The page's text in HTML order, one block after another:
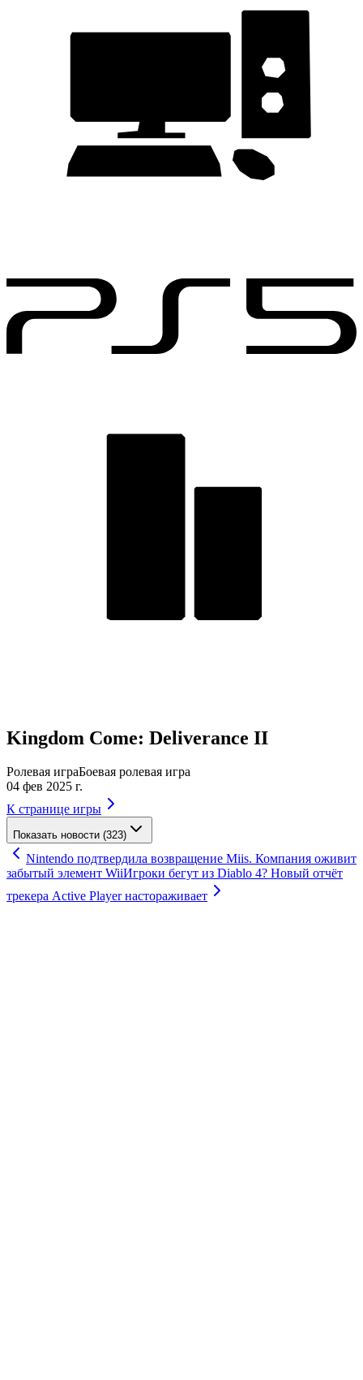
Kingdom Come: Deliverance II
Ролевая играБоевая ролевая игра
04 фев 2025 г.
К странице игры
Показать новости (323)
Nintendo подтвердила возвращение Miis. Компания оживит
забытый элемент WiiИгроки бегут из Diablo 4? Новый отчёт
трекера Active Player настораживает